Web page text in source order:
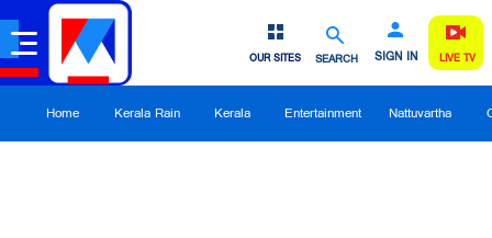
SEARCH SIGN IN
OUR SITES LIVE TV
Home Kerala Rain Kerala Entertainment Nattuvartha